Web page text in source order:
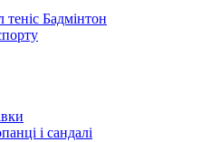
теніс Бадмінтон
і сандалі